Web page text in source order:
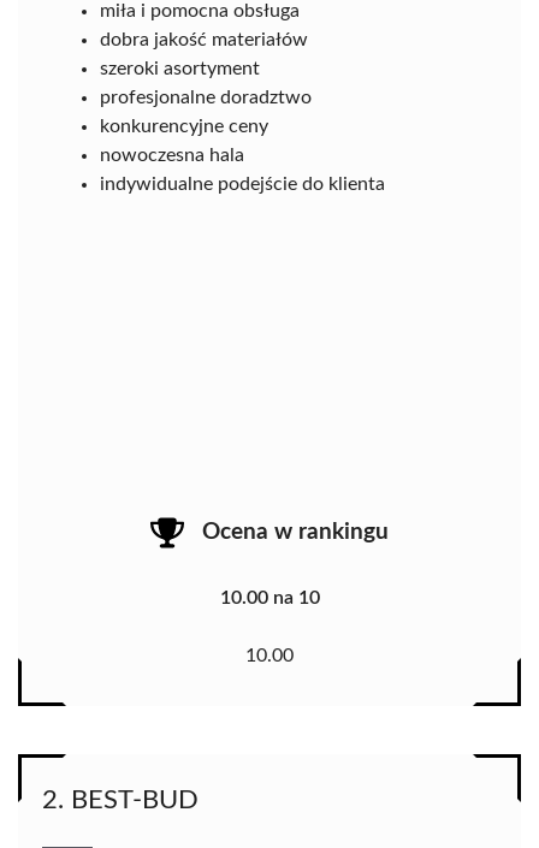
miła i pomocna obsługa
dobra jakość materiałów
szeroki asortyment
profesjonalne doradztwo
konkurencyjne ceny
nowoczesna hala
indywidualne podejście do klienta
Ocena w rankingu
10.00 na 10
10.00
2. BEST-BUD